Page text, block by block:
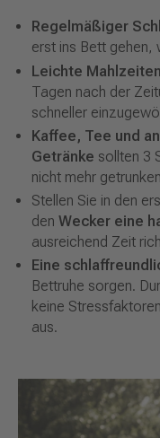
Regelmäßiger
erst ins Bett gehen,
Leichte
Tagen nach der
schneller
Kaffee, Tee und
Getränke sollten 3
nicht mehr
Stellen Sie in den
den Wecker eine
ausreichend Zeit
Eine
Bettruhe sorgen.
keine
aus.